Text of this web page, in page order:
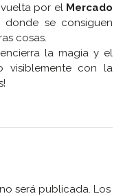
por el Mercado
donde se consiguen
cosas.
la magia y el
visiblemente con la
será publicada. Los